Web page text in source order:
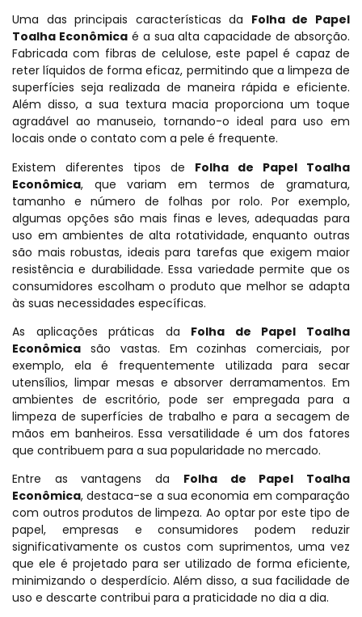
Uma das principais características da Folha de Papel
Toalha Econômicaé a sua alta capacidade de absorção.
Fabricada com fibras de celulose, este papel é capaz de
reter líquidos de forma eficaz, permitindo que a limpeza de
superfícies seja realizada de maneira rápida e eficiente.
Além disso, a sua textura macia proporciona um toque
agradável ao manuseio, tornando-o ideal para uso em
locais onde o contato com a pele é frequente.
Existem diferentes tipos de Folha de Papel Toalha
Econômica, que variam em termos de gramatura,
tamanho e número de folhas por rolo. Por exemplo,
algumas opções são mais finas e leves, adequadas para
uso em ambientes de alta rotatividade, enquanto outras
são mais robustas, ideais para tarefas que exigem maior
resistência e durabilidade. Essa variedade permite que os
consumidores escolham o produto que melhor se adapta
às suas necessidades específicas.
As aplicações práticas da Folha de Papel Toalha
Econômica são vastas. Em cozinhas comerciais, por
exemplo, ela é frequentemente utilizada para secar
utensílios, limpar mesas e absorver derramamentos. Em
ambientes de escritório, pode ser empregada para a
limpeza de superfícies de trabalho e para a secagem de
mãos em banheiros. Essa versatilidade é um dos fatores
que contribuem para a sua popularidade no mercado.
Entre as vantagens da Folha de Papel Toalha
Econômica, destaca-se a sua economia em comparação
com outros produtos de limpeza. Ao optar por este tipo de
papel, empresas e consumidores podem reduzir
significativamente os custos com suprimentos, uma vez
que ele é projetado para ser utilizado de forma eficiente,
minimizando o desperdício. Além disso, a sua facilidade de
uso e descarte contribui para a praticidade no dia a dia.